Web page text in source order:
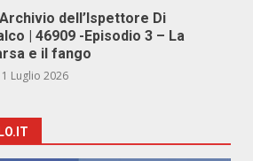
dell’Ispettore Di
| 46909 -Episodio 3 – La
e il fango
1 Luglio 2026